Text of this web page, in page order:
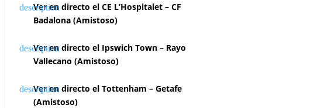
Ver en directo el CE L’Hospitalet – CF
Badalona (Amistoso)
Ver en directo el Ipswich Town – Rayo
Vallecano (Amistoso)
Ver en directo el Tottenham – Getafe
(Amistoso)